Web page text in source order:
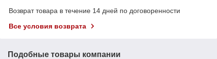
Возврат товара в течение 14 дней по договоренности
Все условия возврата
Подобные товары компании